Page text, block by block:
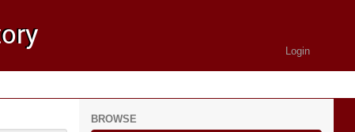
Login
BROWSE